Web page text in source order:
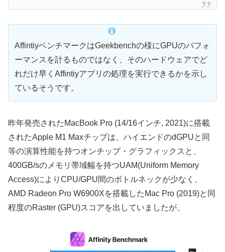
AffintiyベンチマークはGeekbenchの様にGPUのパフォ
ーマンスを計るものではなく、そのハードウェアでど
れだけ早くAffintiyアプリの処理を実行できるかを示し
ているそうです。
昨年発売されたMacBook Pro (14/16インチ, 2021)に搭載
されたApple M1 Maxチップは、ハイエンドのdGPUと同
等の演算性能を持つオンチップ・グラフィックスと、
400GB/sのメモリ帯域幅を持つUAM(Uniform Memory
Access)によりCPU/GPU間のボトルネックが少なく、
AMD Radeon Pro W6900Xを搭載したMac Pro (2019)と同
程度のRaster (GPU)スコアを出していましたが、